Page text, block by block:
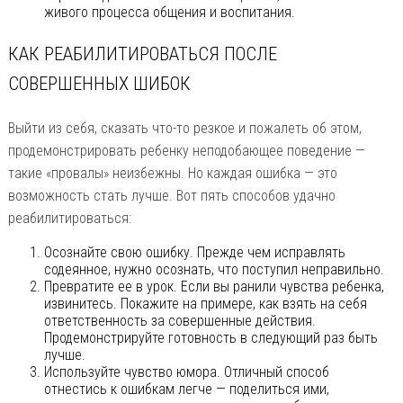
живого процесса общения и воспитания.
КАК РЕАБИЛИТИРОВАТЬСЯ ПОСЛЕ
СОВЕРШЕННЫХ ШИБОК
Выйти из себя, сказать что-то резкое и пожалеть об этом,
продемонстрировать ребенку неподобающее поведение —
такие «провалы» неизбежны. Но каждая ошибка — это
возможность стать лучше. Вот пять способов удачно
реабилитироваться:
Осознайте свою ошибку. Прежде чем исправлять
содеянное, нужно осознать, что поступил неправильно.
Превратите ее в урок. Если вы ранили чувства ребенка,
извинитесь. Покажите на примере, как взять на себя
ответственность за совершенные действия.
Продемонстрируйте готовность в следующий раз быть
лучше.
Используйте чувство юмора. Отличный способ
отнестись к ошибкам легче — поделиться ими,